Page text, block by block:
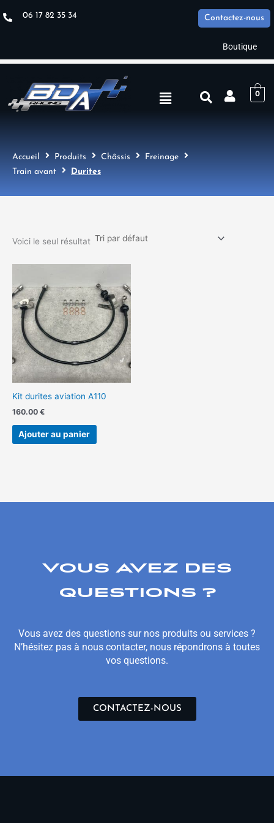
au
06 17 82 35 34 Contactez-nous
Boutique
Menu 0
Accueil Produits Châssis
Freinage
Train avant
Durites
Voici le seul résultat
Kit durites aviation A110
160.00 €
Ajouter au panier
VOUS AVEZ DES
QUESTIONS ?
Vous avez des questions sur nos produits ou services ?
N’hésitez pas à nous contacter, nous répondrons à toutes
vos questions.
CONTACTEZ-NOUS